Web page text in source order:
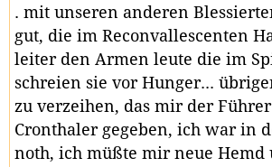
. mit unseren anderen
gut, die im Reconvallescenten
leiter den Armen leute die im
schreien sie vor Hunger...
zu verzeihen, das mir der
Cronthaler gegeben, ich war in
noth, ich müßte mir neue Hemd